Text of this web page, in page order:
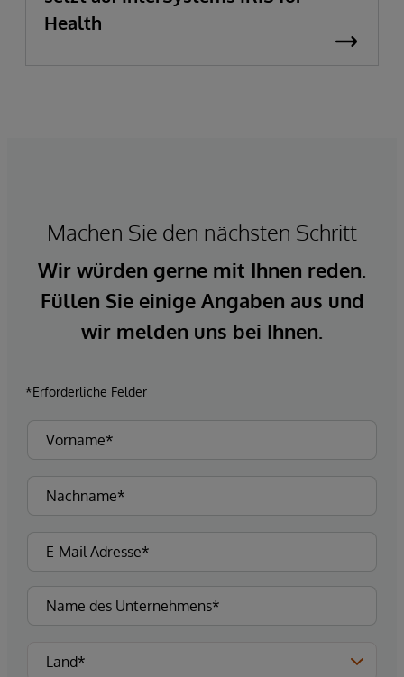
Health
Machen Sie den nächsten Schritt
Wir würden gerne mit Ihnen reden.
Füllen Sie einige Angaben aus und
wir melden uns bei Ihnen.
*Erforderliche Felder